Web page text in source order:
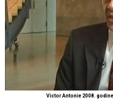
Victor Antonie 2008.